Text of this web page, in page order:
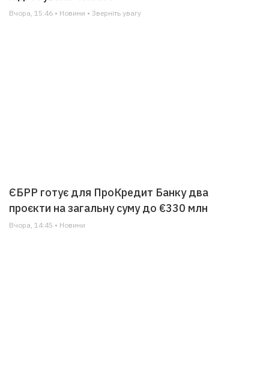
Вчора, 15:46 • Новини • Зверніть увагу
ЄБРР готує для ПроКредит Банку два
проєкти на загальну суму до €330 млн
Вчора, 14:45 • Новини